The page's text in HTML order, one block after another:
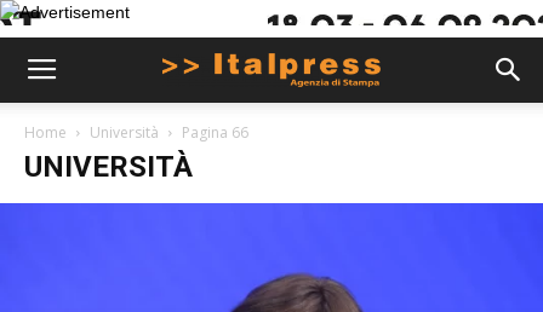
Home Università Pagina 66
UNIVERSITÀ